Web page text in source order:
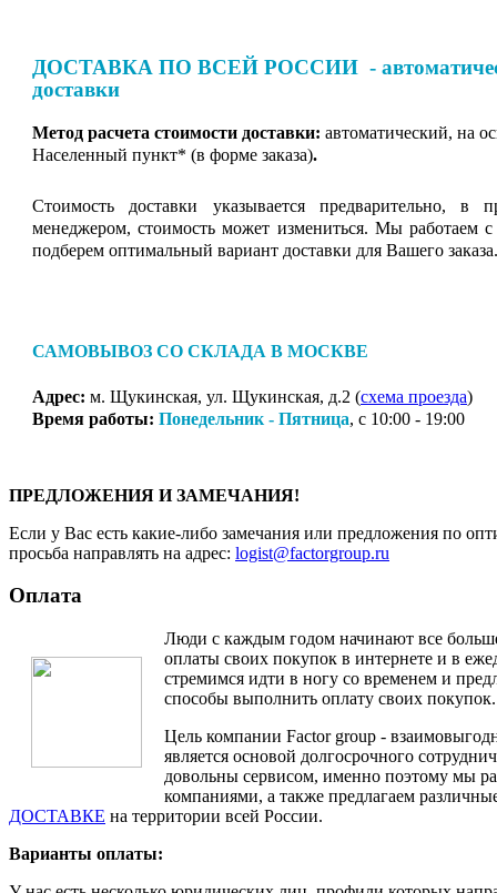
ДОСТАВКА ПО ВСЕЙ РОССИИ -
доставки
Метод расчета стоимости доставки: автоматический, на
Населенный пункт* (в форме заказа).
Стоимость доставки указывается предварительно, в
менеджером, стоимость может измениться. Мы работаем
подберем оптимальный вариант доставки для Вашего заказа.
САМОВЫВОЗ СО СКЛАДА В МОСКВЕ
Адрес: м. Щукинская, ул. Щукинская, д.2 (схема проезда)
Время работы: Понедельник - Пятница, с 10:00 - 19:00
ПРЕДЛОЖЕНИЯ И ЗАМЕЧАНИЯ!
Если у Вас есть какие-либо замечания или предложения по
просьба направлять на адрес: logist@factorgroup.ru
Оплата
Люди с каждым годом начинают все
оплаты своих покупок в интернете и в
стремимся идти в ногу со временем и
способы выполнить оплату своих покупок.
Цель компании Factor group -
является основой долгосрочного
довольны сервисом, именно поэтому мы
компаниями, а также предлагаем
ДОСТАВКЕ на территории всей России.
Варианты оплаты: